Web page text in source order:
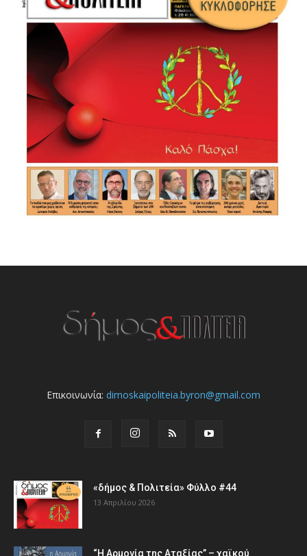
Επικοινωνία: dimoskaipoliteia.byron@gmail.com
«δήμος & Πολιτεία» Φύλλο #44
13 Απριλίου 2026
“Η Αρμονία της Αταξίας” – χαϊκού